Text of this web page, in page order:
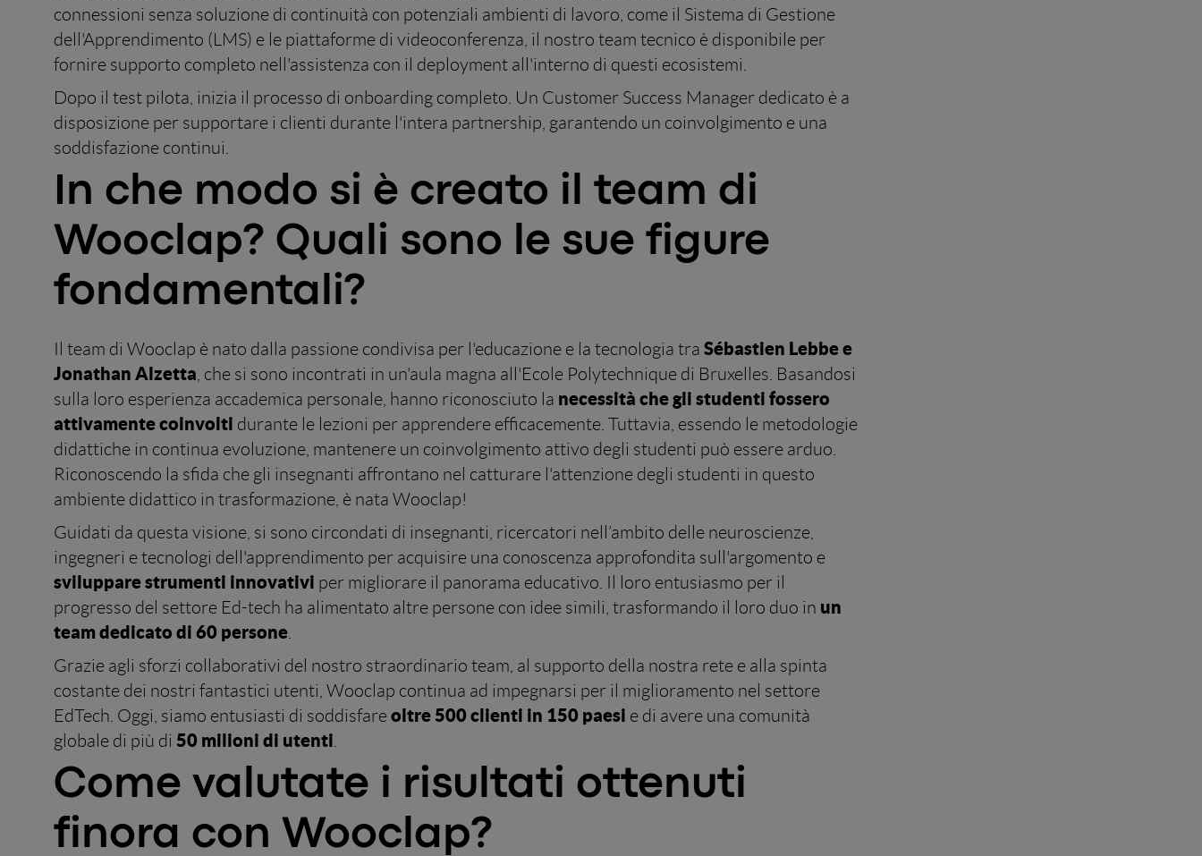
connessioni senza soluzione di continuità con potenziali ambienti di lavoro, come il Sistema di Gestione
dell'Apprendimento (LMS) e le piattaforme di videoconferenza, il nostro team tecnico è disponibile per
fornire supporto completo nell'assistenza con il deployment all'interno di questi ecosistemi.
Dopo il test pilota, inizia il processo di onboarding completo. Un Customer Success Manager dedicato è a
disposizione per supportare i clienti durante l'intera partnership, garantendo un coinvolgimento e una
soddisfazione continui.
In che modo si è creato il team di
Wooclap? Quali sono le sue figure
fondamentali?
Il team di Wooclap è nato dalla passione condivisa per l'educazione e la tecnologia tra Sébastien Lebbe e
Jonathan Alzetta , che si sono incontrati in un'aula magna all'Ecole Polytechnique di Bruxelles. Basandosi
sulla loro esperienza accademica personale, hanno riconosciuto la necessità che gli studenti fossero
attivamente coinvolti durante le lezioni per apprendere efficacemente. Tuttavia, essendo le metodologie
didattiche in continua evoluzione, mantenere un coinvolgimento attivo degli studenti può essere arduo.
Riconoscendo la sfida che gli insegnanti affrontano nel catturare l'attenzione degli studenti in questo
ambiente didattico in trasformazione, è nata Wooclap!
Guidati da questa visione, si sono circondati di insegnanti, ricercatori nell’ambito delle neuroscienze,
ingegneri e tecnologi dell'apprendimento per acquisire una conoscenza approfondita sull'argomento e
sviluppare strumenti innovativi per migliorare il panorama educativo. Il loro entusiasmo per il
progresso del settore Ed-tech ha alimentato altre persone con idee simili, trasformando il loro duo in un
team dedicato di 60 persone
Grazie agli sforzi collaborativi del nostro straordinario team, al supporto della nostra rete e alla spinta
costante dei nostri fantastici utenti, Wooclap continua ad impegnarsi per il miglioramento nel settore
EdTech. Oggi, siamo entusiasti di soddisfareoltre 500 clienti in 150 paesi e di avere una comunità
globale di più di 50 milioni di utenti
Come valutate i risultati ottenuti
finora con Wooclap?